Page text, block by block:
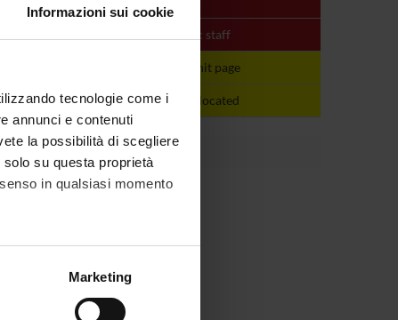
Informazioni sui cookie
tecnologie come i
annunci e contenuti
la possibilità di scegliere
su questa proprietà
in qualsiasi momento
metro,Marketing
Academic staff
See the unit page
not yet allocated not yet allocated